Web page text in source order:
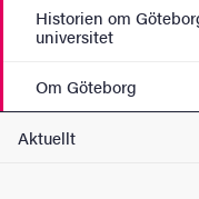
Historien om
universitet
Om Göteborg
Aktuellt